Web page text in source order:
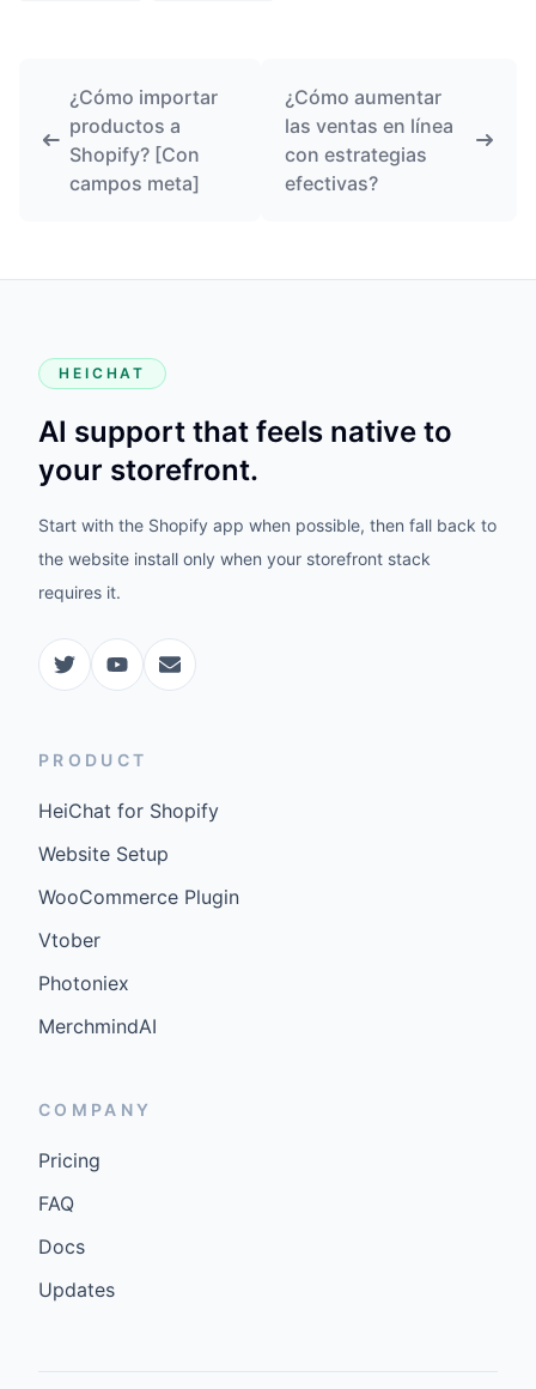
¿Cómo importar
productos a
Shopify? [Con
campos meta]
¿Cómo aumentar
las ventas en línea
con estrategias
efectivas?
HEICHAT
AI support that feels native to
your storefront.
Start with the Shopify app when possible, then fall back to
the website install only when your storefront stack
requires it.
PRODUCT
HeiChat for Shopify
Website Setup
WooCommerce Plugin
Vtober
Photoniex
MerchmindAI
COMPANY
Pricing
FAQ
Docs
Updates